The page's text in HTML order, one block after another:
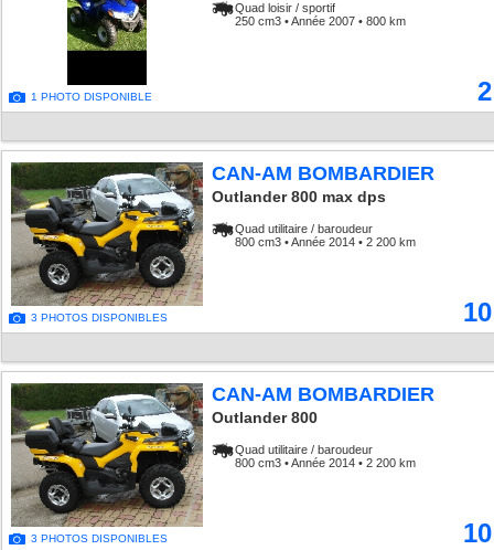
1 PHOTO DISPONIBLE
Quad loisir / sportif
250 cm3 • Année 2007 • 800 km
3 PHOTOS DISPONIBLES
CAN-AM BOMBARDIER
Outlander 800 max dps
Quad utilitaire / baroudeur
800 cm3 • Année 2014 • 2 200 km
3 PHOTOS DISPONIBLES
CAN-AM BOMBARDIER
Outlander 800
Quad utilitaire / baroudeur
800 cm3 • Année 2014 • 2 200 km